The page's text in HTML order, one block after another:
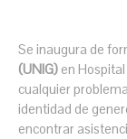
Se inaugura de
(UNIG) en
cualquier
identidad de
encontrar